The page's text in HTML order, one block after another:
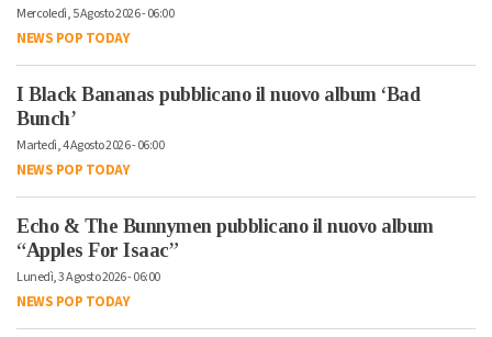
Mercoledì, 5 Agosto 2026 - 06:00
NEWS POP TODAY
I Black Bananas pubblicano il nuovo album ‘Bad
Bunch’
Martedì, 4 Agosto 2026 - 06:00
NEWS POP TODAY
Echo & The Bunnymen pubblicano il nuovo album
“Apples For Isaac”
Lunedì, 3 Agosto 2026 - 06:00
NEWS POP TODAY